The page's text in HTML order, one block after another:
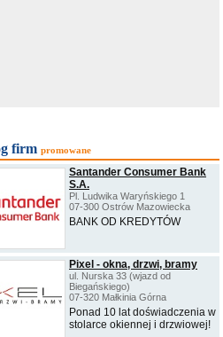
firm promowane
Santander Consumer Bank
S.A.
Pl. Ludwika Waryńskiego 1
07-300 Ostrów Mazowiecka
BANK OD KREDYTÓW
Pixel - okna, drzwi, bramy
ul. Nurska 33 (wjazd od
Biegańskiego)
07-320 Małkinia Górna
Ponad 10 lat doświadczenia w
stolarce okiennej i drzwiowej!